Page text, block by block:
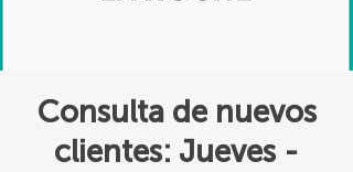
Consulta de nuevos
clientes: Jueves -